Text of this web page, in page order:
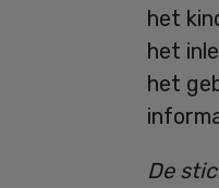
het
het
het
De